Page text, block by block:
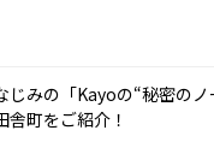
じみの「Kayoの“秘密の
舎町をご紹介！